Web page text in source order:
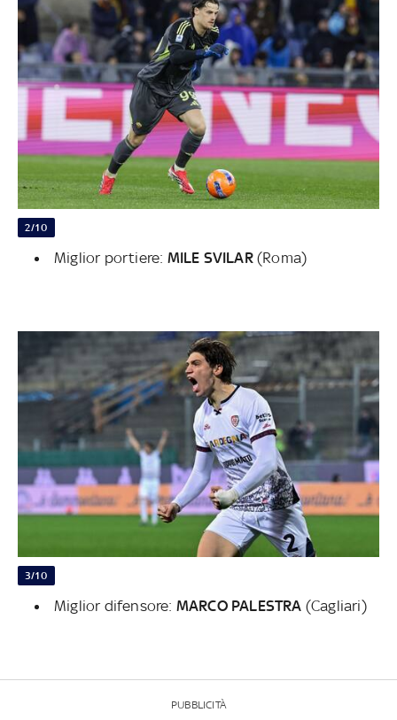
2/10
Miglior portiere: MILE SVILAR(Roma)
3/10
Miglior difensore: MARCO PALESTRA (Cagliari)
PUBBLICITÀ